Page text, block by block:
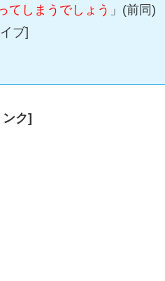
てしまうでしょう 」(前同)
ブ]
ク]